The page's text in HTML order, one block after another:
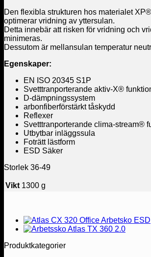
Den flexibla strukturen hos materialet
optimerar vridning av yttersulan.
Detta innebär att risken för vridning och
minimeras.
Dessutom är mellansulan temperatur
Egenskaper:
EN ISO 20345 S1P
Svetttranporterande aktiv-X®
D-dämpningssystem
arbonfiberförstärkt tåskydd
Reflexer
Svetttranporterande clima-stream®
Utbytbar inläggssula
Foträtt lästform
ESD Säker
Storlek 36-49
Vikt 1300 g
Produktkategorier